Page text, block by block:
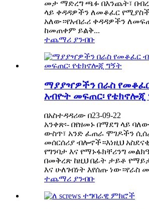
መታ ማድረግ ጫፉ በእንጨት፣
ላይ ቀዳዳዎችን ለመቆፈር
አለው።የአብራሪ ቀዳዳዎችን
ከመጠቀም ይልቅ...
ተጨማሪ ያንብቡ
ማያያዣዎችን በራስ
አብዮት መፍጠር፡ የቴክኖሎጂ
በአስተዳዳሪው በ23-09-22
አንቀጽ፡- በየዘመኑ በማደግ ላይ
ውስጥ፣ አንድ ፈጠራ ሞገዶችን
መሰርሰሪያ ብሎኖች።እነዚህ
የግንባታ እና የማኑፋክቸሪንግ
በመቅረጽ ከዚህ በፊት ታይቶ
እና ሁለገብነት እየሰጡ ነው።የራስ
ተጨማሪ ያንብቡ